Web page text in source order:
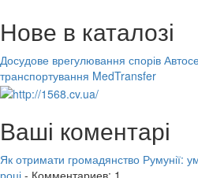
Нове в каталозі
Досудове врегулювання спорів
транспортування MedTransfer
Ваші коментарі
Як отримати громадянство Румунії:
році - Комментариев: 1